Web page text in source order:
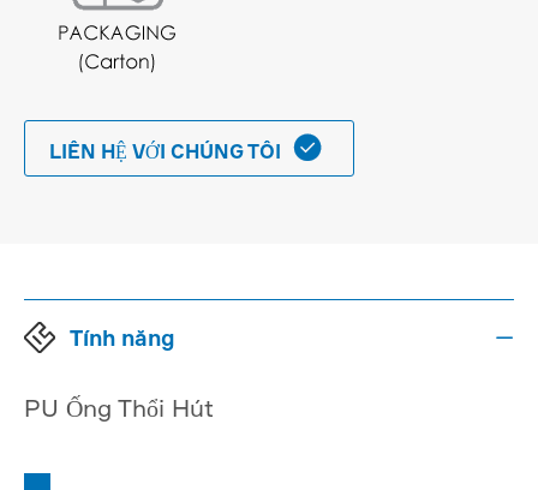
LIÊN HỆ VỚI CHÚNG TÔI 
Tính năng 
PU Ống Thổi Hút